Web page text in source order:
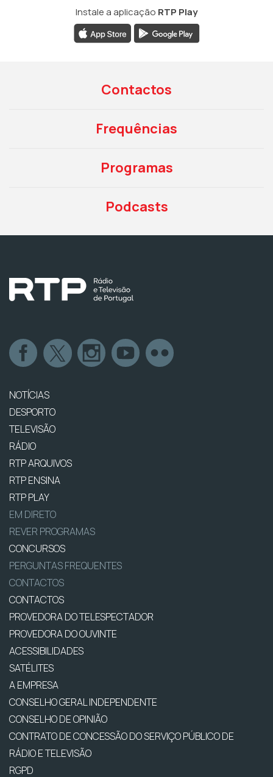
Instale a aplicação RTP Play
Contactos
Frequências
Programas
Podcasts
NOTÍCIAS
DESPORTO
TELEVISÃO
RÁDIO
RTP ARQUIVOS
RTP ENSINA
RTP PLAY
EM DIRETO
REVER PROGRAMAS
CONCURSOS
PERGUNTAS FREQUENTES
CONTACTOS
CONTACTOS
PROVEDORA DO TELESPECTADOR
PROVEDORA DO OUVINTE
ACESSIBILIDADES
SATÉLITES
A EMPRESA
CONSELHO GERAL INDEPENDENTE
CONSELHO DE OPINIÃO
CONTRATO DE CONCESSÃO DO SERVIÇO PÚBLICO DE
RÁDIO E TELEVISÃO
RGPD